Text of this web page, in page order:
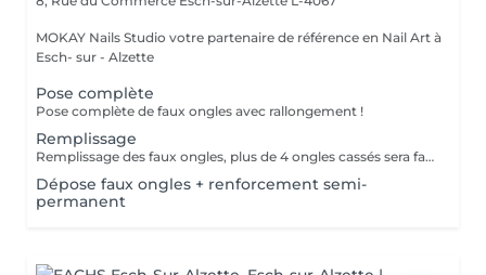
MOKAY Nails Studio votre partenaire de référence en Nail Art à
Esch- sur - Alzette
Pose complète
Pose complète de faux ongles avec rallongement !
Remplissage
Remplissage des faux ongles, plus de 4 ongles cassés sera facturé une nouvelle pose !Le remplissage doit être effectué dans les 4 semaines à compter du jour de la pose, les 4 semaines dépassées vous sera facturé un supplément de 10€! Tout changement de format vous sera également facturé !
Dépose faux ongles + renforcement semi-
permanent